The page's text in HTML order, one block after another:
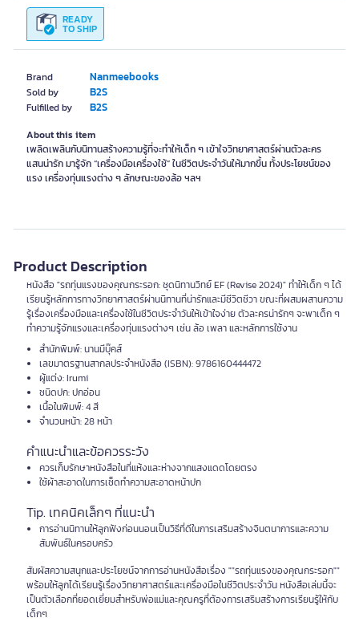
Brand Nanmeebooks
Sold by B2S
Fulfilled by B2S
READY
TO SHIP
About this item
เพลิดเพลินกับนิทานสร้างความรู้ที่จะทำให้เด็ก ๆ เข้าใจวิทยาศาสตร์ผ่านตัวละคร
แสนน่ารัก มารู้จัก “เครื่องมือเครื่องใช้” ในชีวิตประจำวันให้มากขึ้น ทั้งประโยชน์ของ
แรง เครื่องทุ่นแรงต่าง ๆ ลักษณะของล้อ ฯลฯ
Product Description
หนังสือ "รถทุ่นแรงของคุณกระรอก: ชุดนิทานวิทย์ EF (Revise 2024)" ทำให้เด็ก ๆ ได้
เรียนรู้หลักการทางวิทยาศาสตร์ผ่านนิทานที่น่ารักและมีชีวิตชีวา ขณะที่ผสมผสานความ
รู้เรื่องเครื่องมือและเครื่องใช้ในชีวิตประจำวันให้เข้าใจง่าย ตัวละครน่ารักๆ จะพาเด็ก ๆ
ทำความรู้จักแรงและเครื่องทุ่นแรงต่างๆ เช่น ล้อ เพลา และหลักการใช้งาน
สำนักพิมพ์: นานมีบุ๊คส์
เลขมาตรฐานสากลประจำหนังสือ (ISBN): 9786160444472
ผู้แต่ง: Irumi
ชนิดปก: ปกอ่อน
เนื้อในพิมพ์: 4 สี
จำนวนหน้า: 28 หน้า
คำแนะนำและข้อควรระวัง
ควรเก็บรักษาหนังสือในที่แห้งและห่างจากแสงแดดโดยตรง
ใช้ผ้าสะอาดในการเช็ดทำความสะอาดหน้าปก
Tip. เทคนิคเล็กๆ ที่แนะนำ
การอ่านนิทานให้ลูกฟังก่อนนอนเป็นวิธีที่ดีในการเสริมสร้างจินตนาการและความ
สัมพันธ์ในครอบครัว
สัมผัสความสนุกและประโยชน์จากการอ่านหนังสือเรื่อง ""รถทุ่นแรงของคุณกระรอก""
พร้อมให้ลูกได้เรียนรู้เรื่องวิทยาศาสตร์และเครื่องมือในชีวิตประจำวัน หนังสือเล่มนี้จะ
เป็นตัวเลือกที่ยอดเยี่ยมสำหรับพ่อแม่และคุณครูที่ต้องการเสริมสร้างการเรียนรู้ให้กับ
เด็กๆ